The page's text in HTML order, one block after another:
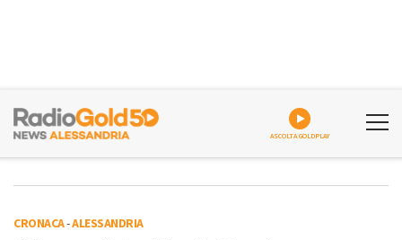
ASCOLTA GOLDPLAY
CRONACA-ALESSANDRIA